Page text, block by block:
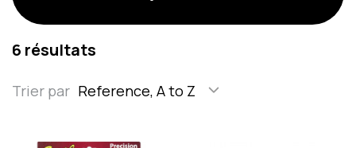
6 résultats
Trier par Reference, A to Z